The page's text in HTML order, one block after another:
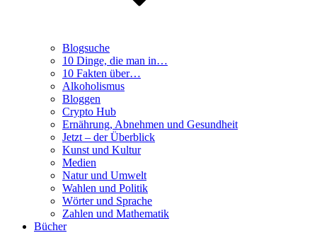
Blogsuche
10 Dinge, die man in…
10 Fakten über…
Alkoholismus
Bloggen
Crypto Hub
Ernährung, Abnehmen und Gesundheit
Jetzt – der Überblick
Kunst und Kultur
Medien
Natur und Umwelt
Wahlen und Politik
Wörter und Sprache
Zahlen und Mathematik
Bücher